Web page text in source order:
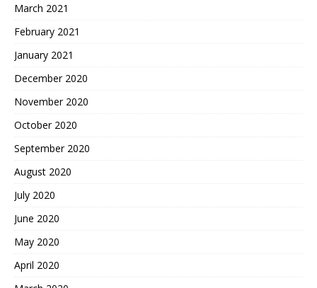
March 2021
February 2021
January 2021
December 2020
November 2020
October 2020
September 2020
August 2020
July 2020
June 2020
May 2020
April 2020